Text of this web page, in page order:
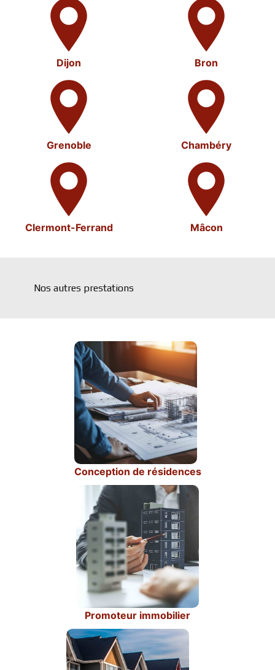
Dijon Bron
Grenoble Chambéry
Clermont-Ferrand Mâcon
Nos autres prestations
Conception de résidences
Promoteur immobilier